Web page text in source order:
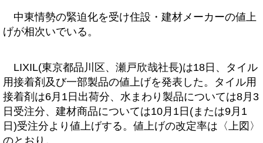
中東情勢の緊迫化を受け住設・建材メーカーの値上
げが相次いでいる。
LIXIL(東京都品川区、瀬戸欣哉社長)は18日、タイル
用接着剤及び一部製品の値上げを発表した。タイル用
接着剤は6月1日出荷分、水まわり製品については8月3
日受注分、建材商品については10月1日(または9月1
日)受注分より値上げする。値上げの改定率は〈上図〉
のとおり。